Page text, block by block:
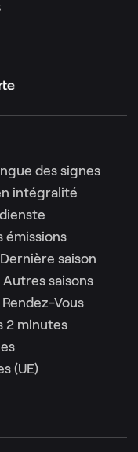
des signes
intégralité
émissions
saison
Autres saisons
Vous
2 minutes
(UE)